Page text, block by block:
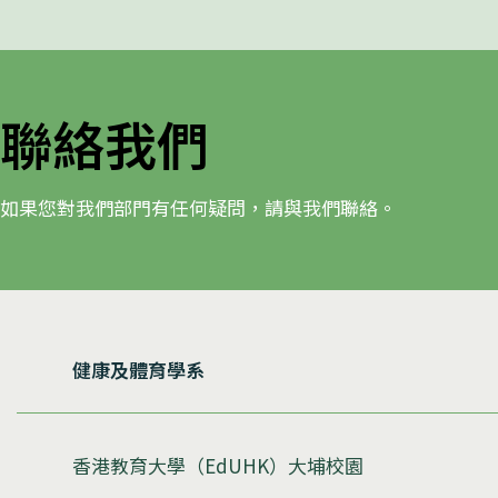
聯絡我們
如果您對我們部門有任何疑問，請與我們聯絡。
健康及體育學系
香港教育大學（EdUHK）大埔校園